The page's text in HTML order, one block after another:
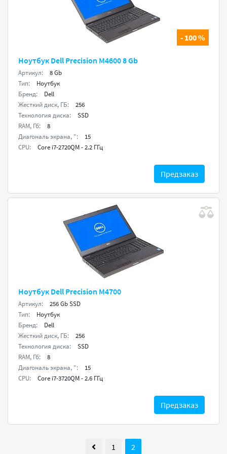
- 100 %
Ноутбук Dell Precision M4600 8 Gb
Артикул:
8 Gb
Тип:
Ноутбук
Бренд:
Dell
Жесткий диск, ГБ:
256
Технология диска:
SSD
RAM, Гб:
8
Диагональ экрана, ":
15
CPU:
Core i7-2720QM - 2.2 ГГц
Предзаказ
Ноутбук Dell Precision M4700
Артикул:
256 Gb SSD
Тип:
Ноутбук
Бренд:
Dell
Жесткий диск, ГБ:
256
Технология диска:
SSD
RAM, Гб:
8
Диагональ экрана, ":
15
CPU:
Core i7-3720QM - 2.6 ГГц
Предзаказ
1 2